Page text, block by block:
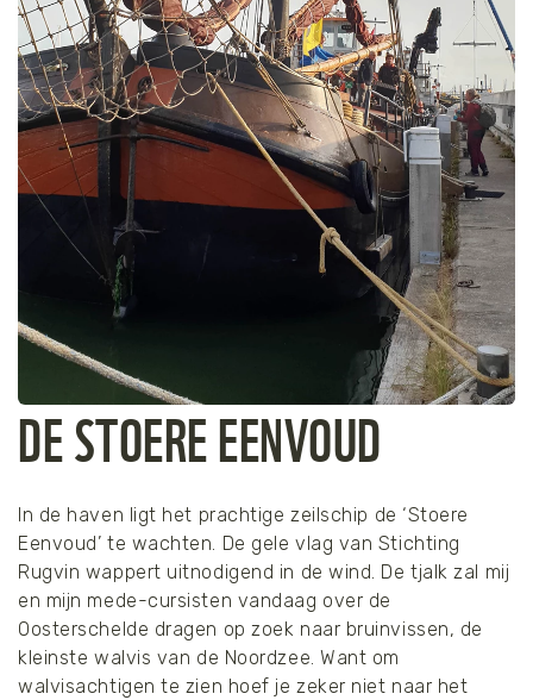
DE STOERE EENVOUD
In de haven ligt het prachtige zeilschip de ‘Stoere
Eenvoud’ te wachten. De gele vlag van Stichting
Rugvin wappert uitnodigend in de wind. De tjalk zal mij
en mijn mede-cursisten vandaag over de
Oosterschelde dragen op zoek naar bruinvissen, de
kleinste walvis van de Noordzee. Want om
walvisachtigen te zien hoef je zeker niet naar het